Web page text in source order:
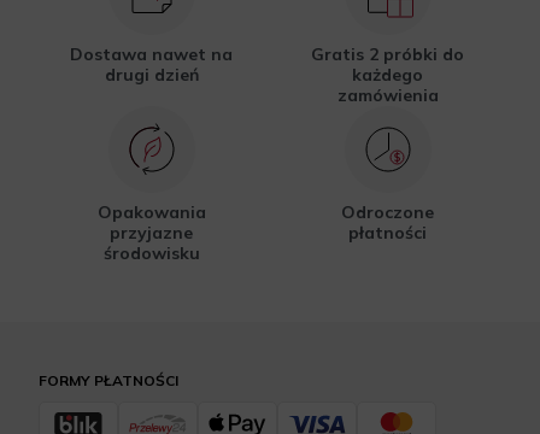
Dostawa nawet na
drugi dzień
Gratis 2 próbki do
każdego
zamówienia
Opakowania
przyjazne
środowisku
Odroczone
płatności
FORMY PŁATNOŚCI